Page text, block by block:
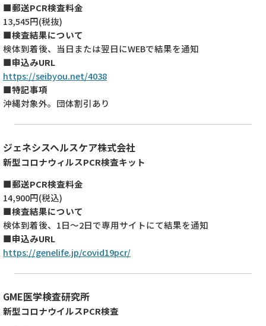
■郵送PCR検査料金
13,545円(税抜)
■検査結果について
検体到着後、当日または翌日にWEBで結果を通知
■申込みURL
https://seibyou.net/4038
■特記事項
沖縄対象外。団体割引あり
ジェネシスヘルスケア株式会社
新型コロナウィルスPCR検査キット
■郵送PCR検査料金
14,900円(税込)
■検査結果について
検体到着後、1日～2日で専用サイトにて結果を通知
■申込みURL
https://genelife.jp/covid19pcr/
GME医学検査研究所
新型コロナウイルスPCR検査